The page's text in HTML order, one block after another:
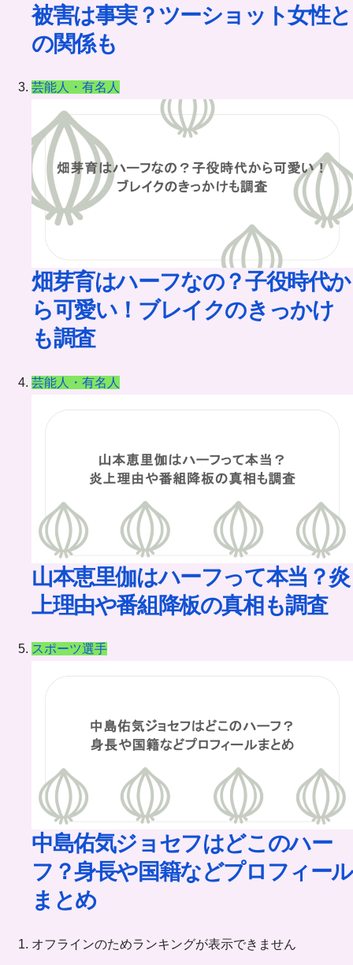
被害は事実？ツーショット女性と
の関係も
芸能人・有名人
畑芽育はハーフなの？子役時代か
ら可愛い！ブレイクのきっかけ
も調査
芸能人・有名人
山本恵里伽はハーフって本当？炎
上理由や番組降板の真相も調査
スポーツ選手
中島佑気ジョセフはどこのハー
フ？身長や国籍などプロフィール
まとめ
オフラインのためランキングが表示できません